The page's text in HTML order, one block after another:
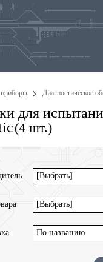
Диагностическое
для
(4 шт.)
[Выбрать]
[Выбрать]
По названию